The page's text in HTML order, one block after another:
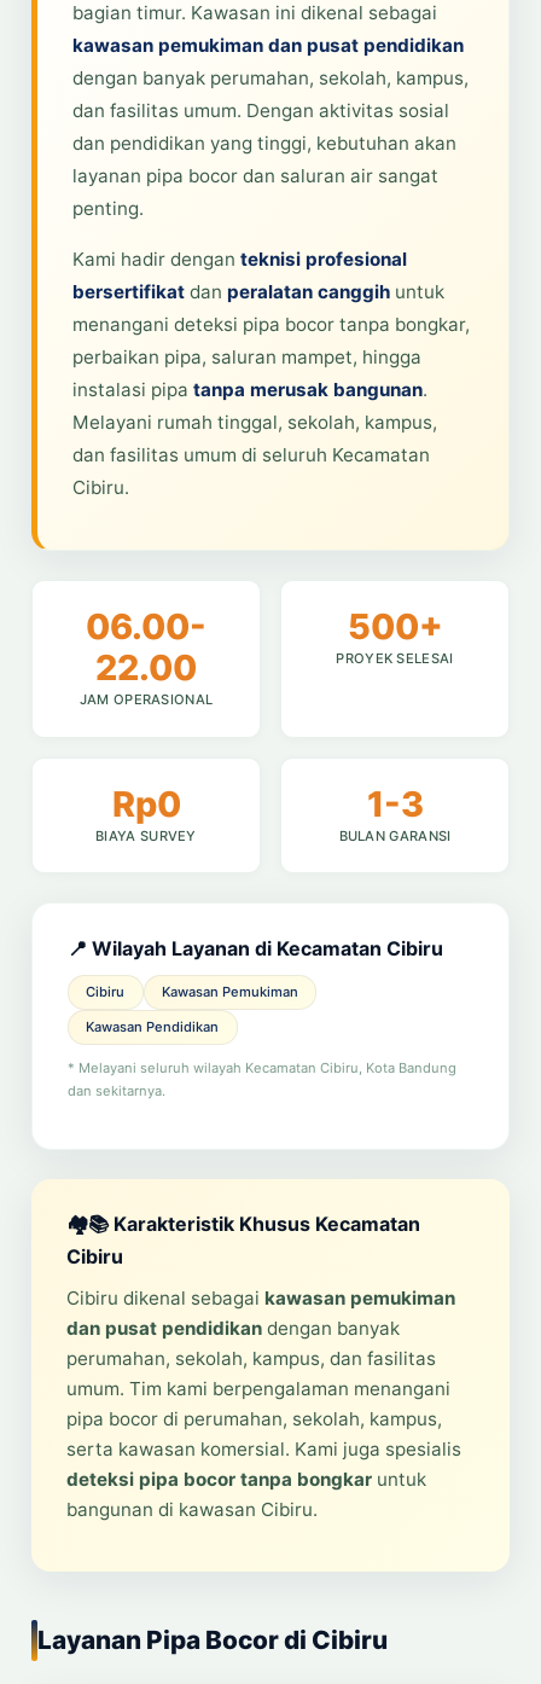
bagian timur. Kawasan ini dikenal sebagai
kawasan pemukiman dan pusat pendidikan
dengan banyak perumahan, sekolah, kampus,
dan fasilitas umum. Dengan aktivitas sosial
dan pendidikan yang tinggi, kebutuhan akan
layanan pipa bocor dan saluran air sangat
penting.
Kami hadir dengan teknisi profesional
bersertifikatdan peralatan canggihuntuk
menangani deteksi pipa bocor tanpa bongkar,
perbaikan pipa, saluran mampet, hingga
instalasi pipa tanpa merusak bangunan.
Melayani rumah tinggal, sekolah, kampus,
dan fasilitas umum di seluruh Kecamatan
Cibiru.
06.00-
22.00
JAM OPERASIONAL
500+
PROYEK SELESAI
Rp0
BIAYA SURVEY
1-3
BULAN GARANSI
📍 Wilayah Layanan di Kecamatan Cibiru
Cibiru Kawasan Pemukiman
Kawasan Pendidikan
* Melayani seluruh wilayah Kecamatan Cibiru, Kota Bandung
dan sekitarnya.
🏘️📚 Karakteristik Khusus Kecamatan
Cibiru
Cibiru dikenal sebagai kawasan pemukiman
dan pusat pendidikandengan banyak
perumahan, sekolah, kampus, dan fasilitas
umum. Tim kami berpengalaman menangani
pipa bocor di perumahan, sekolah, kampus,
serta kawasan komersial. Kami juga spesialis
deteksi pipa bocor tanpa bongkaruntuk
bangunan di kawasan Cibiru.
Layanan Pipa Bocor di Cibiru